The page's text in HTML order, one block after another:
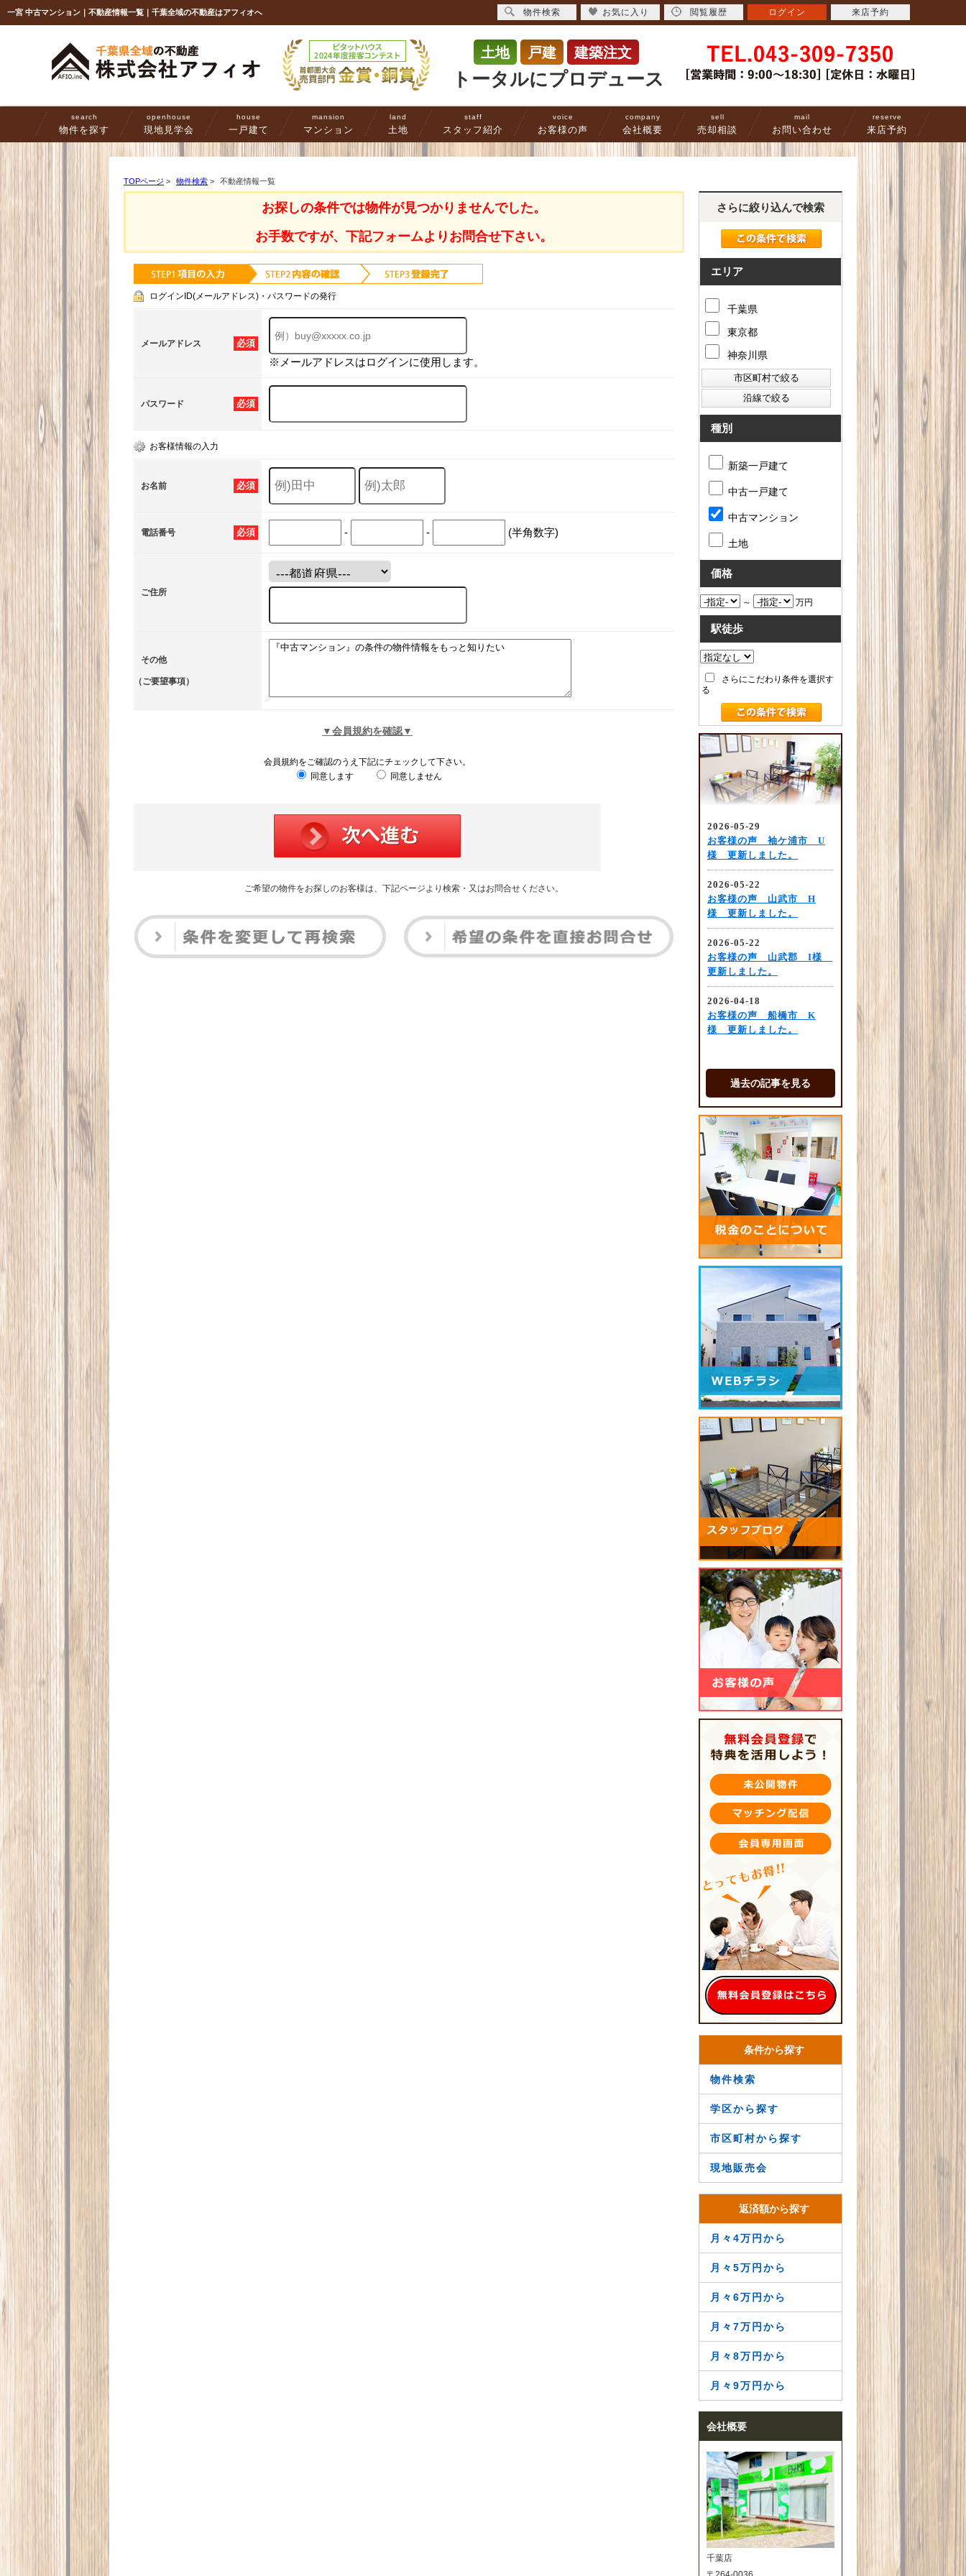
一宮 中古マンション｜不動産情報一覧｜千葉全域の不動産はアフィオへ
土地 戸建 建築注文
トータルにプロデュース
search
物件を探す
openhouse
現地見学会
house
一戸建て
mansion
マンション
land
土地
staff
スタッフ紹介
voice
お客様の声
company
会社概要
sell
売却相談
mail
お問い合わせ
reserve
来店予約
TOPページ > 物件検索 > 不動産情報一覧
お探しの条件では物件が見つかりませんでした。
お手数ですが、下記フォームよりお問合せ下さい。
ログインID(メールアドレス)・パスワードの発行
必須
メールアドレス
※メールアドレスはログインに使用します。
必須
パスワード
お客様情報の入力
必須
お名前
必須
電話番号 - - (半角数字)
ご住所
その他
（ご要望事項）
▼会員規約を確認▼
会員規約をご確認のうえ下記にチェックして下さい。
同意します
同意しません
ご希望の物件をお探しのお客様は、下記ページより検索・又はお問合せください。
さらに絞り込んで検索
エリア
千葉県
東京都
神奈川県
種別
新築一戸建て
中古一戸建て
中古マンション
土地
価格
～ 万円
駅徒歩
さらにこだわり条件を選択す
る
過去の記事を見る
条件から探す
物件検索
学区から探す
市区町村から探す
現地販売会
返済額から探す
月々4万円から
月々5万円から
月々6万円から
月々7万円から
月々8万円から
月々9万円から
会社概要
千葉店
物件検索 お気に入り 閲覧履歴 ログイン 来店予約